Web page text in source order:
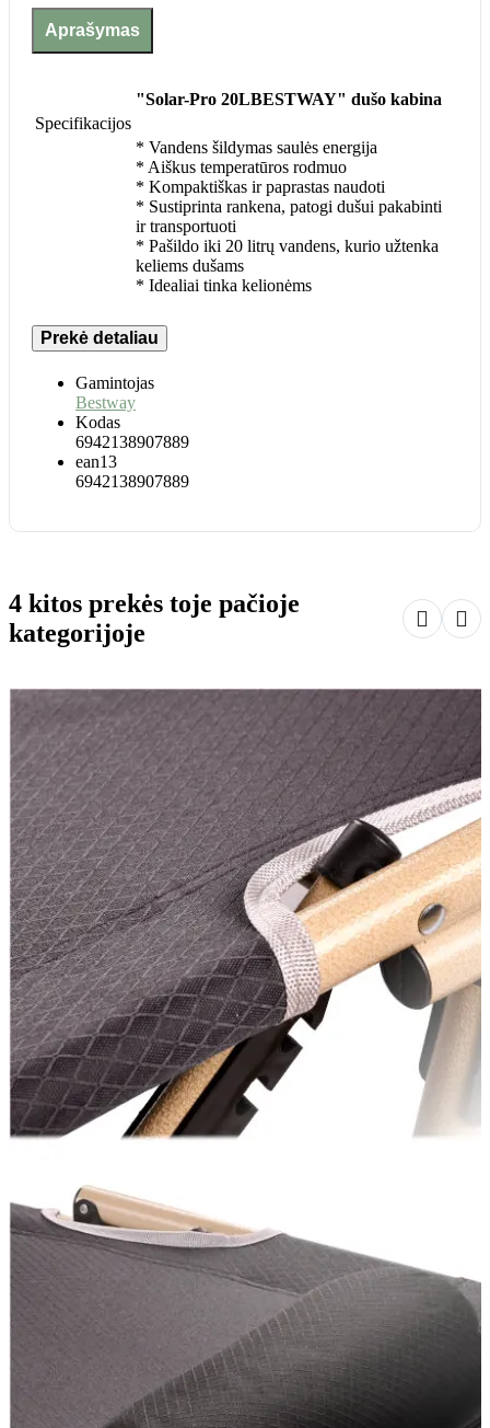
Aprašymas
"Solar-Pro 20LBESTWAY" dušo kabina
Specifikacijos
* Vandens šildymas saulės energija
* Aiškus temperatūros rodmuo
* Kompaktiškas ir paprastas naudoti
* Sustiprinta rankena, patogi dušui pakabinti
ir transportuoti
* Pašildo iki 20 litrų vandens, kurio užtenka
keliems dušams
* Idealiai tinka kelionėms
Prekė detaliau
Gamintojas
Bestway
Kodas
6942138907889
ean13
6942138907889
4 kitos prekės toje pačioje
kategorijoje
 